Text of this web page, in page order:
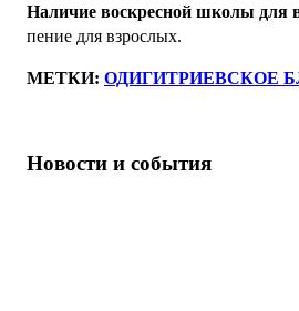
Наличие воскресной школы для
пение для взрослых.
МЕТКИ: ОДИГИТРИЕВСКОЕ
Новости и события